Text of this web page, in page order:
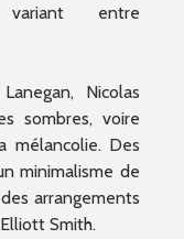
entre
Nicolas
sombres, voire
mélancolie. Des
minimalisme de
arrangements
Smith.